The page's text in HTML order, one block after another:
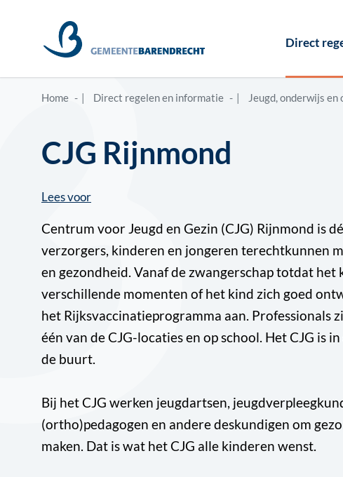
Direct
Home Direct regelen en informatie Jeugd, onderwijs en
CJG Rijnmond
Lees voor
Centrum voor Jeugd en Gezin (CJG) Rijnmond is
verzorgers, kinderen en jongeren terechtkunnen
en gezondheid. Vanaf de zwangerschap totdat het
verschillende momenten of het kind zich goed
het Rijksvaccinatieprogramma aan. Professionals
één van de CJG-locaties en op school. Het CJG is
de buurt.
Bij het CJG werken jeugdartsen,
(ortho)pedagogen en andere deskundigen om
maken. Dat is wat het CJG alle kinderen wenst.